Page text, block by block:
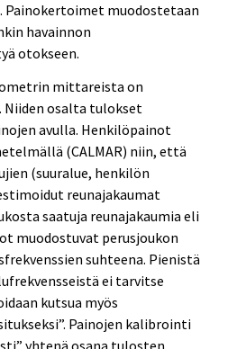
muodostetaan
havainnon
otokseen.
mittareista on
Niiden osalta tulokset
avulla. Henkilöpainot
(CALMAR) niin, että
(suuralue, henkilön
reunajakaumat
saatuja reunajakaumia eli
muodostuvat perusjoukon
suhteena. Pienistä
ei tarvitse
kutsua myös
Painojen kalibrointi
yhtenä osana tulosten